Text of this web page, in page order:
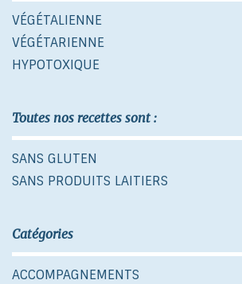
VÉGÉTALIENNE
VÉGÉTARIENNE
HYPOTOXIQUE
Toutes nos recettes sont :
SANS GLUTEN
SANS PRODUITS LAITIERS
Catégories
ACCOMPAGNEMENTS